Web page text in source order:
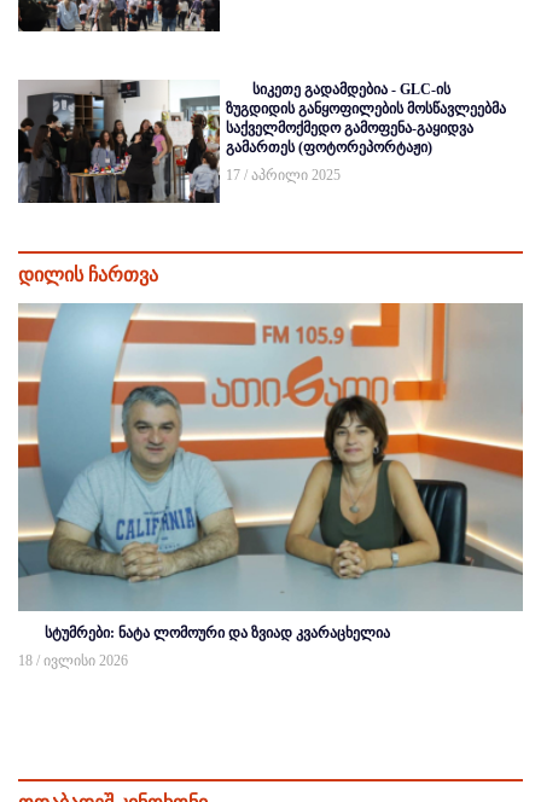
სიკეთე გადამდებია - GLC-ის
ზუგდიდის განყოფილების მოსწავლეებმა
საქველმოქმედო გამოფენა-გაყიდვა
გამართეს (ფოტორეპორტაჟი)
17 / აპრილი 2025
დილის ჩართვა
სტუმრები: ნატა ლომოური და ზვიად კვარაცხელია
18 / ივლისი 2026